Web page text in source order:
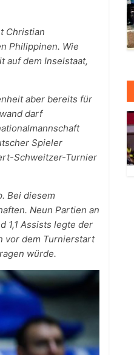
Christian
Philippinen. Wie
auf dem Inselstaat,
aber bereits für
darf
Spieler
Schweitzer-Turnier
Bei diesem
Neun Partien an
1,1 Assists legte der
vor dem Turnierstart
würde.